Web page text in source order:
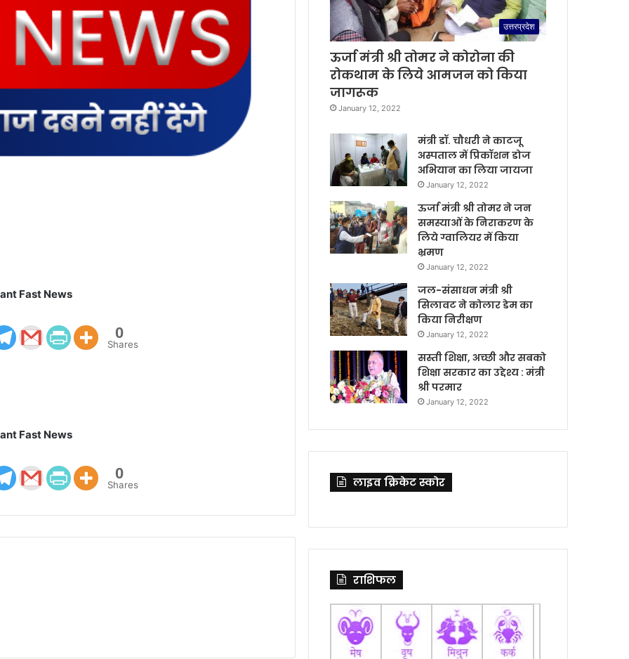
Fast News
0
Shares
Fast News
0
Shares
उत्तरप्रदेश
ऊर्जा मंत्री श्री तोमर ने कोरोना की
रोकथाम के लिये आमजन को किया
जागरूक
January 12, 2022
मंत्री डॉ. चौधरी ने काटजू
अस्पताल में प्रिकॉशन डोज
अभियान का लिया जायजा
January 12, 2022
ऊर्जा मंत्री श्री तोमर ने जन
समस्याओं के निराकरण के
लिये ग्वालियर में किया
भ्रमण
January 12, 2022
जल-संसाधन मंत्री श्री
सिलावट ने कोलार डेम का
किया निरीक्षण
January 12, 2022
सस्ती शिक्षा, अच्छी और सबको
शिक्षा सरकार का उद्देश्य : मंत्री
श्री परमार
January 12, 2022
लाइव क्रिकेट स्कोर
राशिफल